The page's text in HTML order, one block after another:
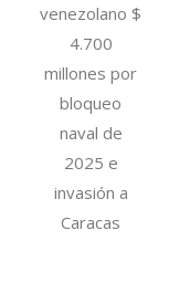
venezolano $
4.700
millones por
bloqueo
naval de
2025 e
invasión a
Caracas